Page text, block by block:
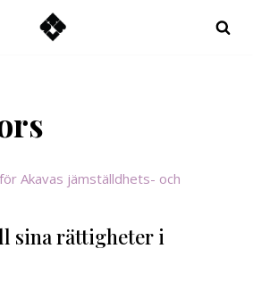
sina rättigheter i